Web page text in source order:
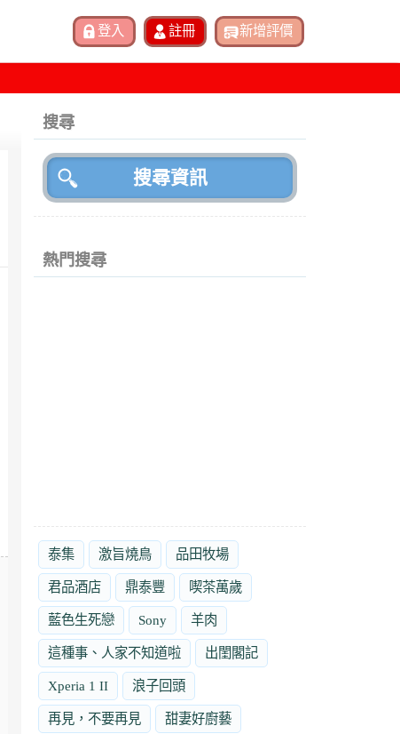
搜尋
熱門搜尋
泰集 激旨燒鳥 品田牧場
君品酒店 鼎泰豐 喫茶萬歲
藍色生死戀 Sony 羊肉
這種事、人家不知道啦 出閨閣記
Xperia 1 II 浪子回頭
再見，不要再見 甜妻好廚藝